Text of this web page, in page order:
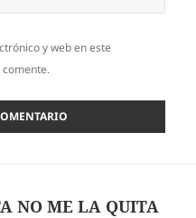
y web en este
NO ME LA QUITA